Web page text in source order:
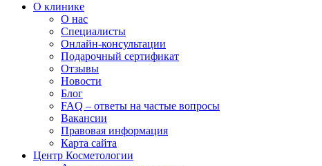
О клинике
О нас
Специалисты
Онлайн-консультации
Подарочный сертификат
Отзывы
Новости
Блог
FAQ – ответы на частые вопросы
Вакансии
Правовая информация
Карта сайта
Центр Косметологии